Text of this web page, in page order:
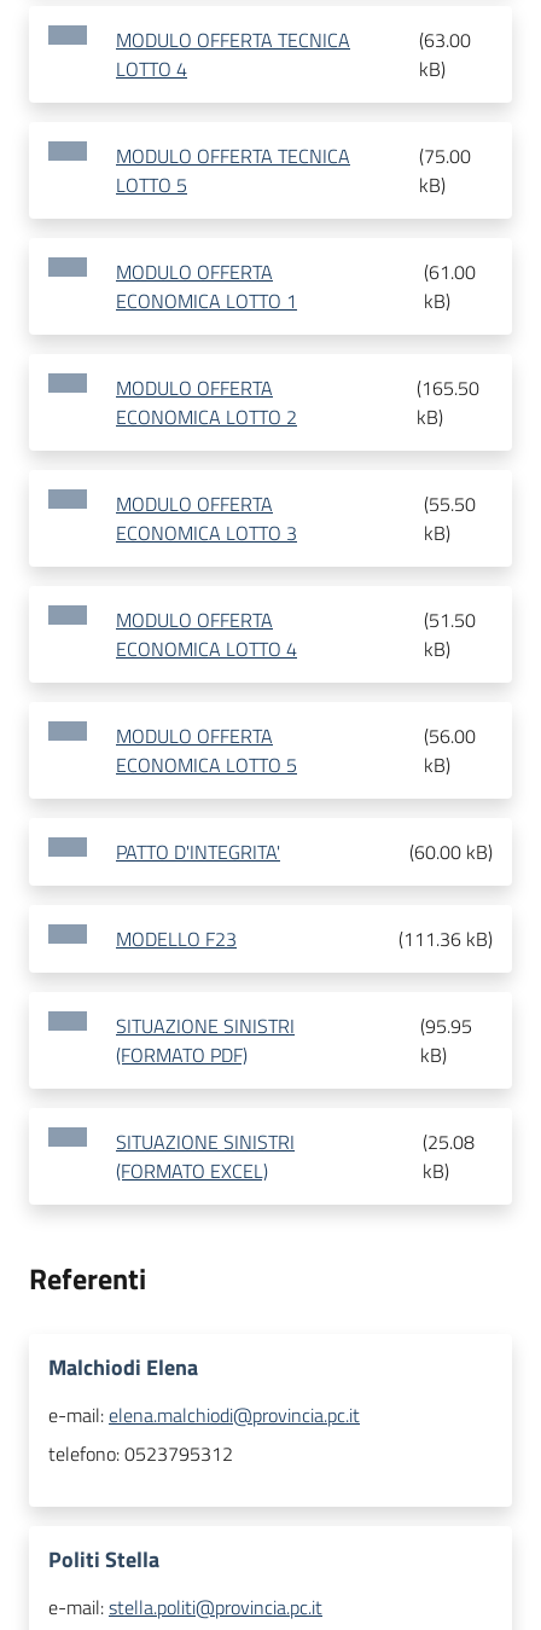
MODULO OFFERTA TECNICA
LOTTO 4
(63.00
kB)
MODULO OFFERTA TECNICA
LOTTO 5
(75.00
kB)
MODULO OFFERTA
ECONOMICA LOTTO 1
(61.00
kB)
MODULO OFFERTA
ECONOMICA LOTTO 2
(165.50
kB)
MODULO OFFERTA
ECONOMICA LOTTO 3
(55.50
kB)
MODULO OFFERTA
ECONOMICA LOTTO 4
(51.50
kB)
MODULO OFFERTA
ECONOMICA LOTTO 5
(56.00
kB)
PATTO D'INTEGRITA' (60.00 kB)
MODELLO F23 (111.36 kB)
SITUAZIONE SINISTRI
(FORMATO PDF)
(95.95
kB)
SITUAZIONE SINISTRI
(FORMATO EXCEL)
(25.08
kB)
Referenti
Malchiodi Elena
e-mail:elena.malchiodi@provincia.pc.it
telefono:0523795312
Politi Stella
e-mail:stella.politi@provincia.pc.it